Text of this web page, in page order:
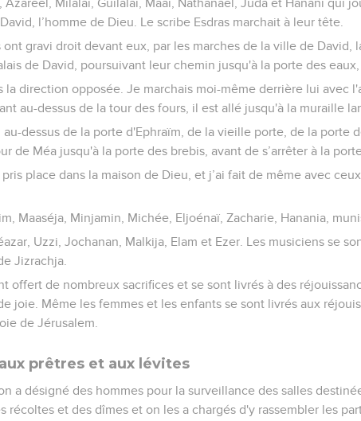
Azareel, Milalaï, Guilalaï, Maaï, Nathanaël, Juda et Hanani qui
l’homme de Dieu. Le scribe Esdras marchait à leur tête.
gravi droit devant eux, par les marches de la ville de David,
de David, poursuivant leur chemin jusqu'à la porte des eaux,
direction opposée. Je marchais moi-même derrière lui avec
au-dessus de la tour des fours, il est allé jusqu'à la muraille
dessus de la porte d'Ephraïm, de la vieille porte, de la porte
de Méa jusqu'à la porte des brebis, avant de s’arrêter à la
place dans la maison de Dieu, et j’ai fait de même avec
Maaséja, Minjamin, Michée, Eljoénaï, Zacharie, Hanania,
Uzzi, Jochanan, Malkija, Elam et Ezer. Les musiciens se
Jizrachja.
offert de nombreux sacrifices et se sont livrés à des
joie. Même les femmes et les enfants se sont livrés aux
de Jérusalem.
prêtres et aux lévites
a désigné des hommes pour la surveillance des salles
récoltes et des dîmes et on les a chargés d'y rassembler les